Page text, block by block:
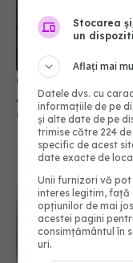
Colebil și
ANMDMR
06 aug 2026, 16:37
Stocarea
un
Aflați mai
Datele dvs. cu
informațiile de pe
și alte date de pe
trimise către 224
specific de acest
date exacte de
Unii furnizori vă
interes legitim,
opțiunilor de mai
acestei pagini
consimțământul în
uri.